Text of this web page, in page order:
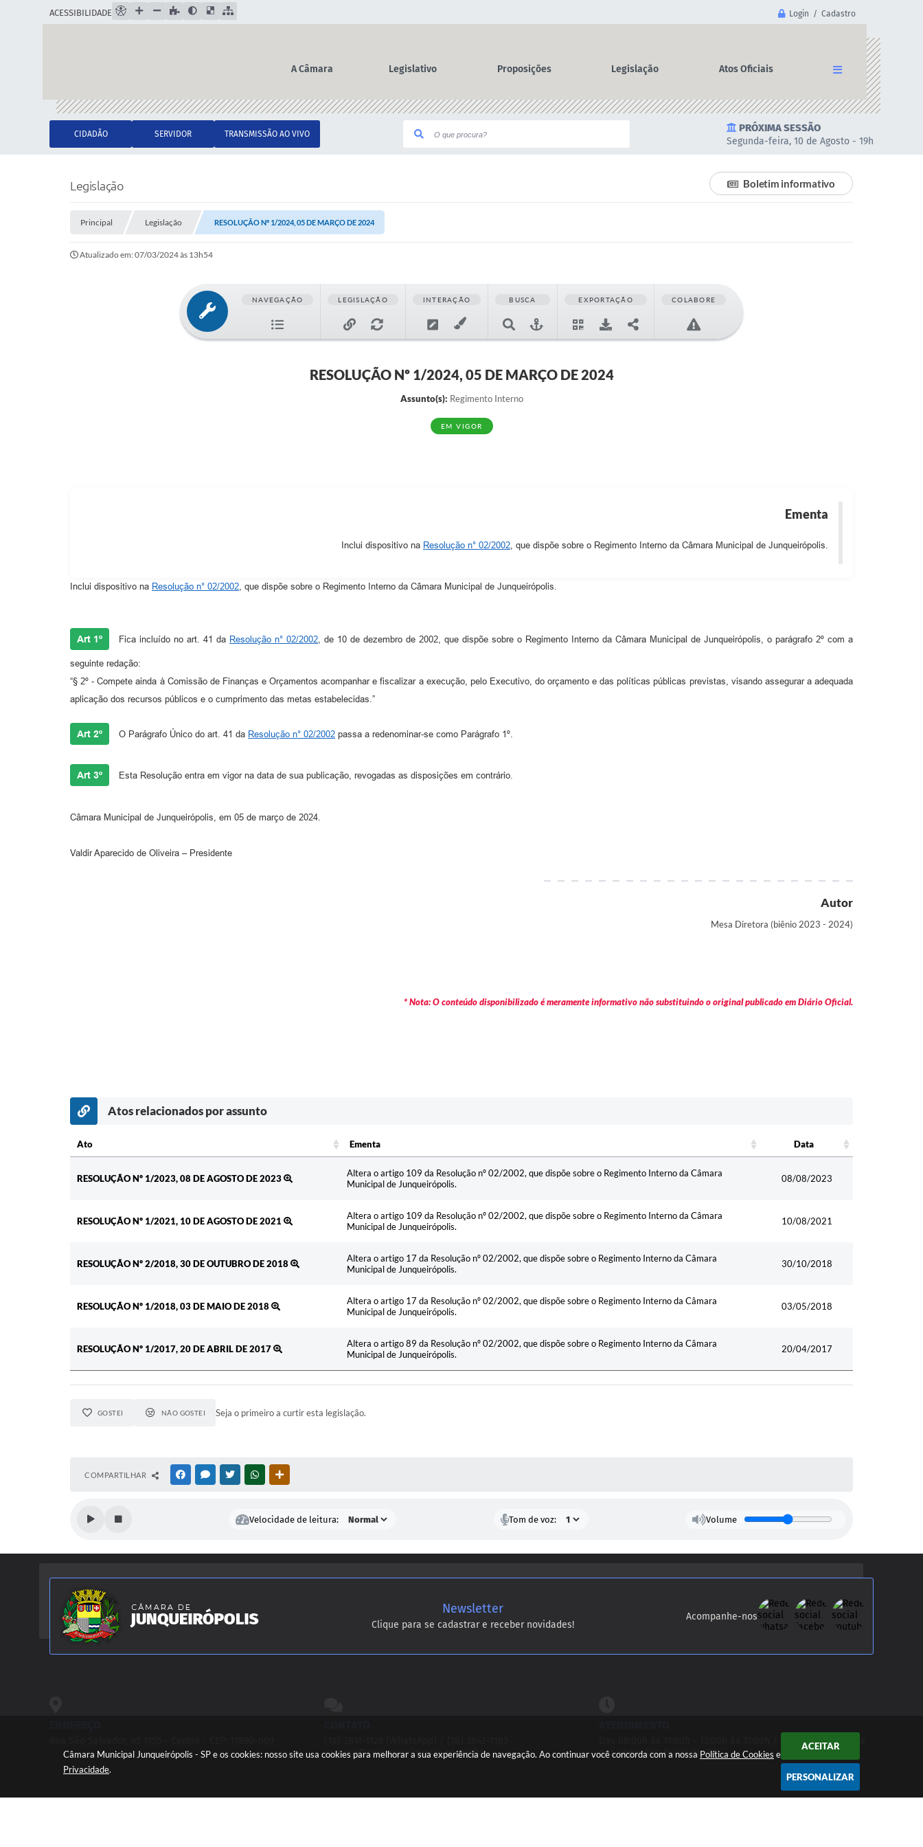
Câmara Municipal Junqueirópolis - SP e os cookies: nosso site usa cookies para melhorar a sua experiência de navegação. Ao continuar você concorda com a nossa Política de Cookies e
Privacidade.
ACEITAR
PERSONALIZAR
Login / Cadastro
ACESSIBILIDADE
A Câmara Legislativo Proposições Legislação Atos Oficiais
CIDADÃO SERVIDOR TRANSMISSÃO AO VIVO
PRÓXIMA SESSÃO
Segunda-feira, 10 de Agosto - 19h
Legislação Boletim informativo
Principal Legislação RESOLUÇÃO Nº 1/2024, 05 DE MARÇO DE 2024
Atualizado em: 07/03/2024 às 13h54
NAVEGAÇÃO LEGISLAÇÃO INTERAÇÃO BUSCA EXPORTAÇÃO COLABORE
RESOLUÇÃO Nº 1/2024, 05 DE MARÇO DE 2024
Assunto(s): Regimento Interno
EM VIGOR
Ementa
Inclui dispositivo na Resolução n° 02/2002, que dispõe sobre o Regimento Interno da Câmara Municipal de Junqueirópolis.
Inclui dispositivo na Resolução n° 02/2002 , que dispõe sobre o Regimento Interno da Câmara Municipal de Junqueirópolis.
Art 1º Fica incluído no art. 41 da Resolução n° 02/2002 , de 10 de dezembro de 2002, que dispõe sobre o Regimento Interno da Câmara Municipal de Junqueirópolis, o parágrafo 2º com a
seguinte redação:
“§ 2º - Compete ainda à Comissão de Finanças e Orçamentos acompanhar e fiscalizar a execução, pelo Executivo, do orçamento e das políticas públicas previstas, visando assegurar a adequada
aplicação dos recursos públicos e o cumprimento das metas estabelecidas.”
Art 2º O Parágrafo Único do art. 41 da Resolução n° 02/2002 passa a redenominar-se como Parágrafo 1º.
Art 3º Esta Resolução entra em vigor na data de sua publicação, revogadas as disposições em contrário.
Câmara Municipal de Junqueirópolis, em 05 de março de 2024.
Valdir Aparecido de Oliveira – Presidente
Autor
Mesa Diretora (biênio 2023 - 2024)
* Nota: O conteúdo disponibilizado é meramente informativo não substituindo o original publicado em Diário Oficial.
Atos relacionados por assunto
Ato Ementa
Data
RESOLUÇÃO Nº 1/2023, 08 DE AGOSTO DE 2023
Altera o artigo 109 da Resolução nº 02/2002, que dispõe sobre o Regimento Interno da Câmara
Municipal de Junqueirópolis.
08/08/2023
RESOLUÇÃO Nº 1/2021, 10 DE AGOSTO DE 2021
Altera o artigo 109 da Resolução nº 02/2002, que dispõe sobre o Regimento Interno da Câmara
Municipal de Junqueirópolis.
10/08/2021
RESOLUÇÃO Nº 2/2018, 30 DE OUTUBRO DE 2018
Altera o artigo 17 da Resolução nº 02/2002, que dispõe sobre o Regimento Interno da Câmara
Municipal de Junqueirópolis.
30/10/2018
RESOLUÇÃO Nº 1/2018, 03 DE MAIO DE 2018
Altera o artigo 17 da Resolução nº 02/2002, que dispõe sobre o Regimento Interno da Câmara
Municipal de Junqueirópolis.
03/05/2018
RESOLUÇÃO Nº 1/2017, 20 DE ABRIL DE 2017
Altera o artigo 89 da Resolução nº 02/2002, que dispõe sobre o Regimento Interno da Câmara
Municipal de Junqueirópolis.
20/04/2017
GOSTEI NÃO GOSTEI Seja o primeiro a curtir esta legislação.
COMPARTILHAR FACEBOOKMESSENGER
TWITTERWHATSAPP
Velocidade de leitura: Tom de voz: Volume
Newsletter
Clique para se cadastrar e receber novidades!
Acompanhe-nos
camara@cmjunqueiropolis.sp.gov.br
Das 08:00h às 11:00h - 13:00h às 17:00h / Sessões Ordinárias
nas segundas-feiras às 19h